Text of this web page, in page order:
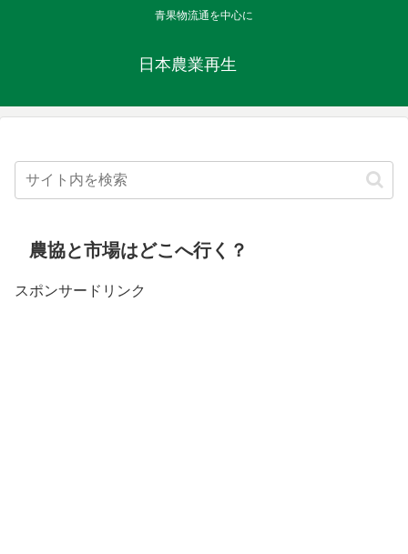
青果物流通を中心に
日本農業再生
農協と市場はどこへ行く？
スポンサードリンク